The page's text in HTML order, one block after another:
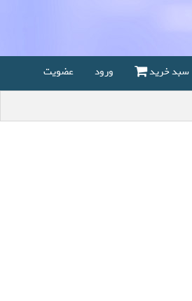
سبد خرید ورود عضویت